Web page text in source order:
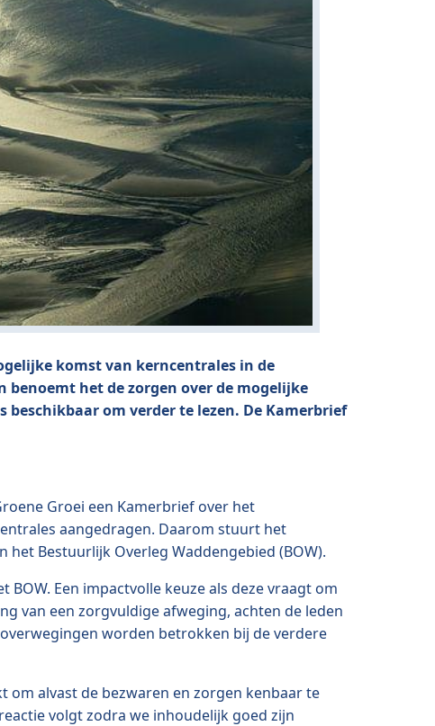
komst van kerncentrales in de
benoemt het de zorgen over de mogelijke
beschikbaar om verder te lezen. De Kamerbrief
Groei een Kamerbrief over het
aangedragen. Daarom stuurt het
Bestuurlijk Overleg Waddengebied (BOW).
Een impactvolle keuze als deze vraagt om
van een zorgvuldige afweging, achten de leden
worden betrokken bij de verdere
om alvast de bezwaren en zorgen kenbaar te
volgt zodra we inhoudelijk goed zijn